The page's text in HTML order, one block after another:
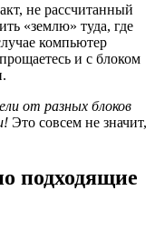
не рассчитанный
«землю» туда, где
компьютер
и с блоком
от разных блоков
Это совсем не значит,
подходящие